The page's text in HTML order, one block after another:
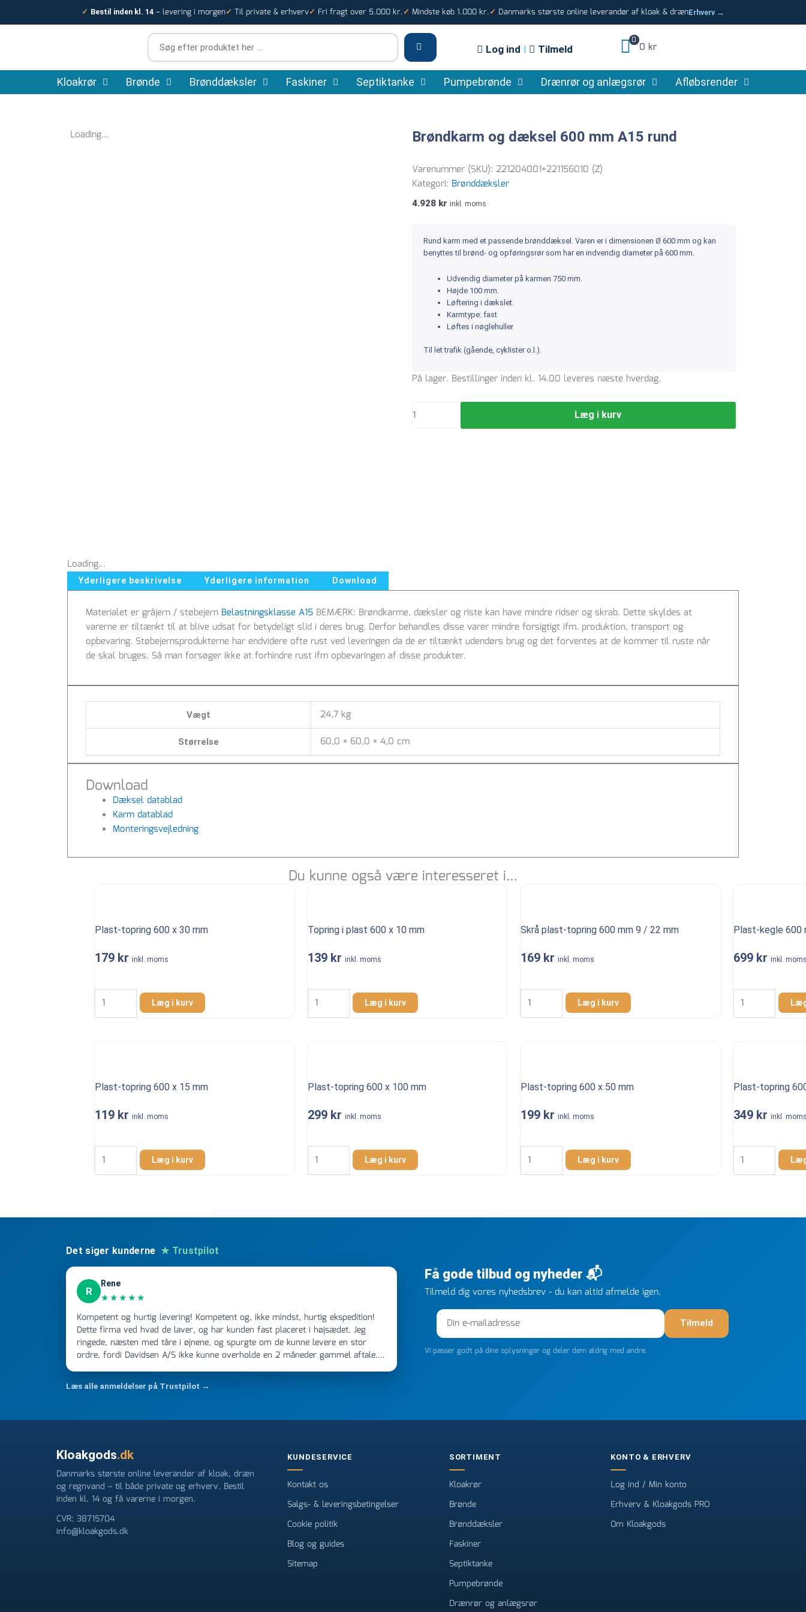
til
✓ Bestil inden kl. 14 – levering i morgen✓ Til private & erhverv✓ Fri fragt over 5.000 kr. ✓ Mindste køb 1.000 kr. ✓ Danmarks største online leverandør af kloak & drænErhverv →
Søg
efter
produktet
her
…
Log ind | Tilmeld
0
0 kr
Kloakrør Brønde Brønddæksler Faskiner Septiktanke Pumpebrønde Drænrør og anlægsrør Afløbsrender
Loading... Brøndkarm og dæksel 600 mm A15 rund
Varenummer (SKU): 221204001+221156010 (Z)
Kategori: Brønddæksler
4.928 kr inkl. moms
Rund karm med et passende brønddæksel. Varen er i dimensionen Ø 600 mm og kan
benyttes til brønd- og opføringsrør som har en indvendig diameter på 600 mm.
Udvendig diameter på karmen 750 mm.
Højde 100 mm.
Løftering i dækslet.
Karmtype: fast
Løftes i nøglehuller
Til let trafik (gående, cyklister o.l.).
På lager. Bestillinger inden kl. 14.00 leveres næste hverdag.
Brøndkarm
600
Læg i kurv
Loading...
Yderligere beskrivelse Yderligere information Download
Materialet er gråjern / støbejern Belastningsklasse A15 BEMÆRK: Brøndkarme, dæksler og riste kan have mindre ridser og skrab. Dette skyldes at
varerne er tiltænkt til at blive udsat for betydeligt slid i deres brug. Derfor behandles disse varer mindre forsigtigt ifm. produktion, transport og
opbevaring. Støbejernsprodukterne har endvidere ofte rust ved leveringen da de er tiltænkt udendørs brug og det forventes at de kommer til ruste når
de skal bruges. Så man forsøger ikke at forhindre rust ifm opbevaringen af disse produkter.
Vægt 24,7 kg
Størrelse 60,0 × 60,0 × 4,0 cm
Download
Dæksel datablad
Karm datablad
Monteringsvejledning
Du kunne også være interesseret i…
Plast-topring 600 x 30 mm
179 kr inkl. moms
Plast-
topring
600
Læg i kurv
Topring i plast 600 x 10 mm
139 kr inkl. moms
Topring
plast
antal
Læg i kurv
Skrå plast-topring 600 mm 9 / 22 mm
169 kr inkl. moms
Skrå
plast-
topring
22
antal
Læg i kurv
Plast-kegle 600
699 kr inkl.
Plast-
kegle
600
Plast-topring 600 x 15 mm
119 kr inkl. moms
Plast-
topring
600
mm
Læg i kurv
Plast-topring 600 x 100 mm
299 kr inkl. moms
Plast-
topring
600
mm
Læg i kurv
Plast-topring 600 x 50 mm
199 kr inkl. moms
Plast-
topring
600
mm
Læg i kurv
Plast-topring
349 kr inkl.
Plast-
topring
600
mm
Det siger kunderne ★ Trustpilot
R
Rene
★★★★★
Kompetent og hurtig levering! Kompetent og, ikke mindst, hurtig ekspedition!
Dette firma ved hvad de laver, og har kunden fast placeret i højsædet. Jeg
ringede, næsten med tåre i øjnene, og spurgte om de kunne levere en stor
ordre, fordi Davidsen A/S ikke kunne overholde en 2 måneder gammel aftale.
ikke få armene ned, og næste gang jeg skal bruge noget, vil jeg ringe til dem
FØRST. De varmeste og venligste hilsner fra Rene
Læs alle anmeldelser på Trustpilot →
Få gode tilbud og nyheder 📬
Tilmeld dig vores nyhedsbrev - du kan altid afmelde igen.
Tilmeld
Vi passer godt på dine oplysninger og deler dem aldrig med andre.
Kloakgods.dk
Danmarks største online leverandør af kloak, dræn
og regnvand – til både private og erhverv. Bestil
inden kl. 14 og få varerne i morgen.
CVR: 38715704
info@kloakgods.dk
KUNDESERVICE
Kontakt os
Salgs- & leveringsbetingelser
Cookie politik
Blog og guides
Sitemap
SORTIMENT
Kloakrør
Brønde
Brønddæksler
Faskiner
Septiktanke
Pumpebrønde
Drænrør og anlægsrør
KONTO & ERHVERV
Log ind / Min konto
Erhverv & Kloakgods PRO
Om Kloakgods